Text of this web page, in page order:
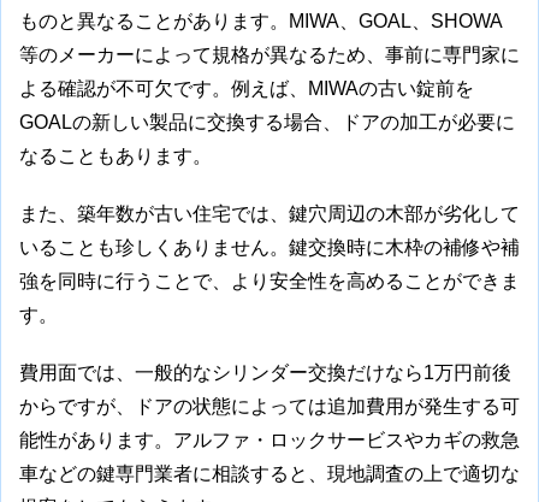
ものと異なることがあります。MIWA、GOAL、SHOWA
等のメーカーによって規格が異なるため、事前に専門家に
よる確認が不可欠です。例えば、MIWAの古い錠前を
GOALの新しい製品に交換する場合、ドアの加工が必要に
なることもあります。
また、築年数が古い住宅では、鍵穴周辺の木部が劣化して
いることも珍しくありません。鍵交換時に木枠の補修や補
強を同時に行うことで、より安全性を高めることができま
す。
費用面では、一般的なシリンダー交換だけなら1万円前後
からですが、ドアの状態によっては追加費用が発生する可
能性があります。アルファ・ロックサービスやカギの救急
車などの鍵専門業者に相談すると、現地調査の上で適切な